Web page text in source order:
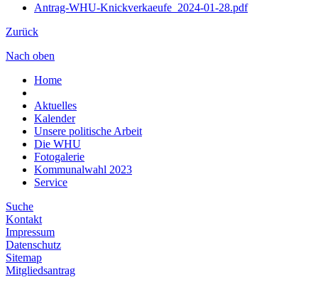
Antrag-WHU-Knickverkaeufe_2024-01-28.pdf
Zurück
Nach oben
Home
Aktuelles
Kalender
Unsere politische Arbeit
Die WHU
Fotogalerie
Kommunalwahl 2023
Service
Suche
Kontakt
Impressum
Datenschutz
Sitemap
Mitgliedsantrag